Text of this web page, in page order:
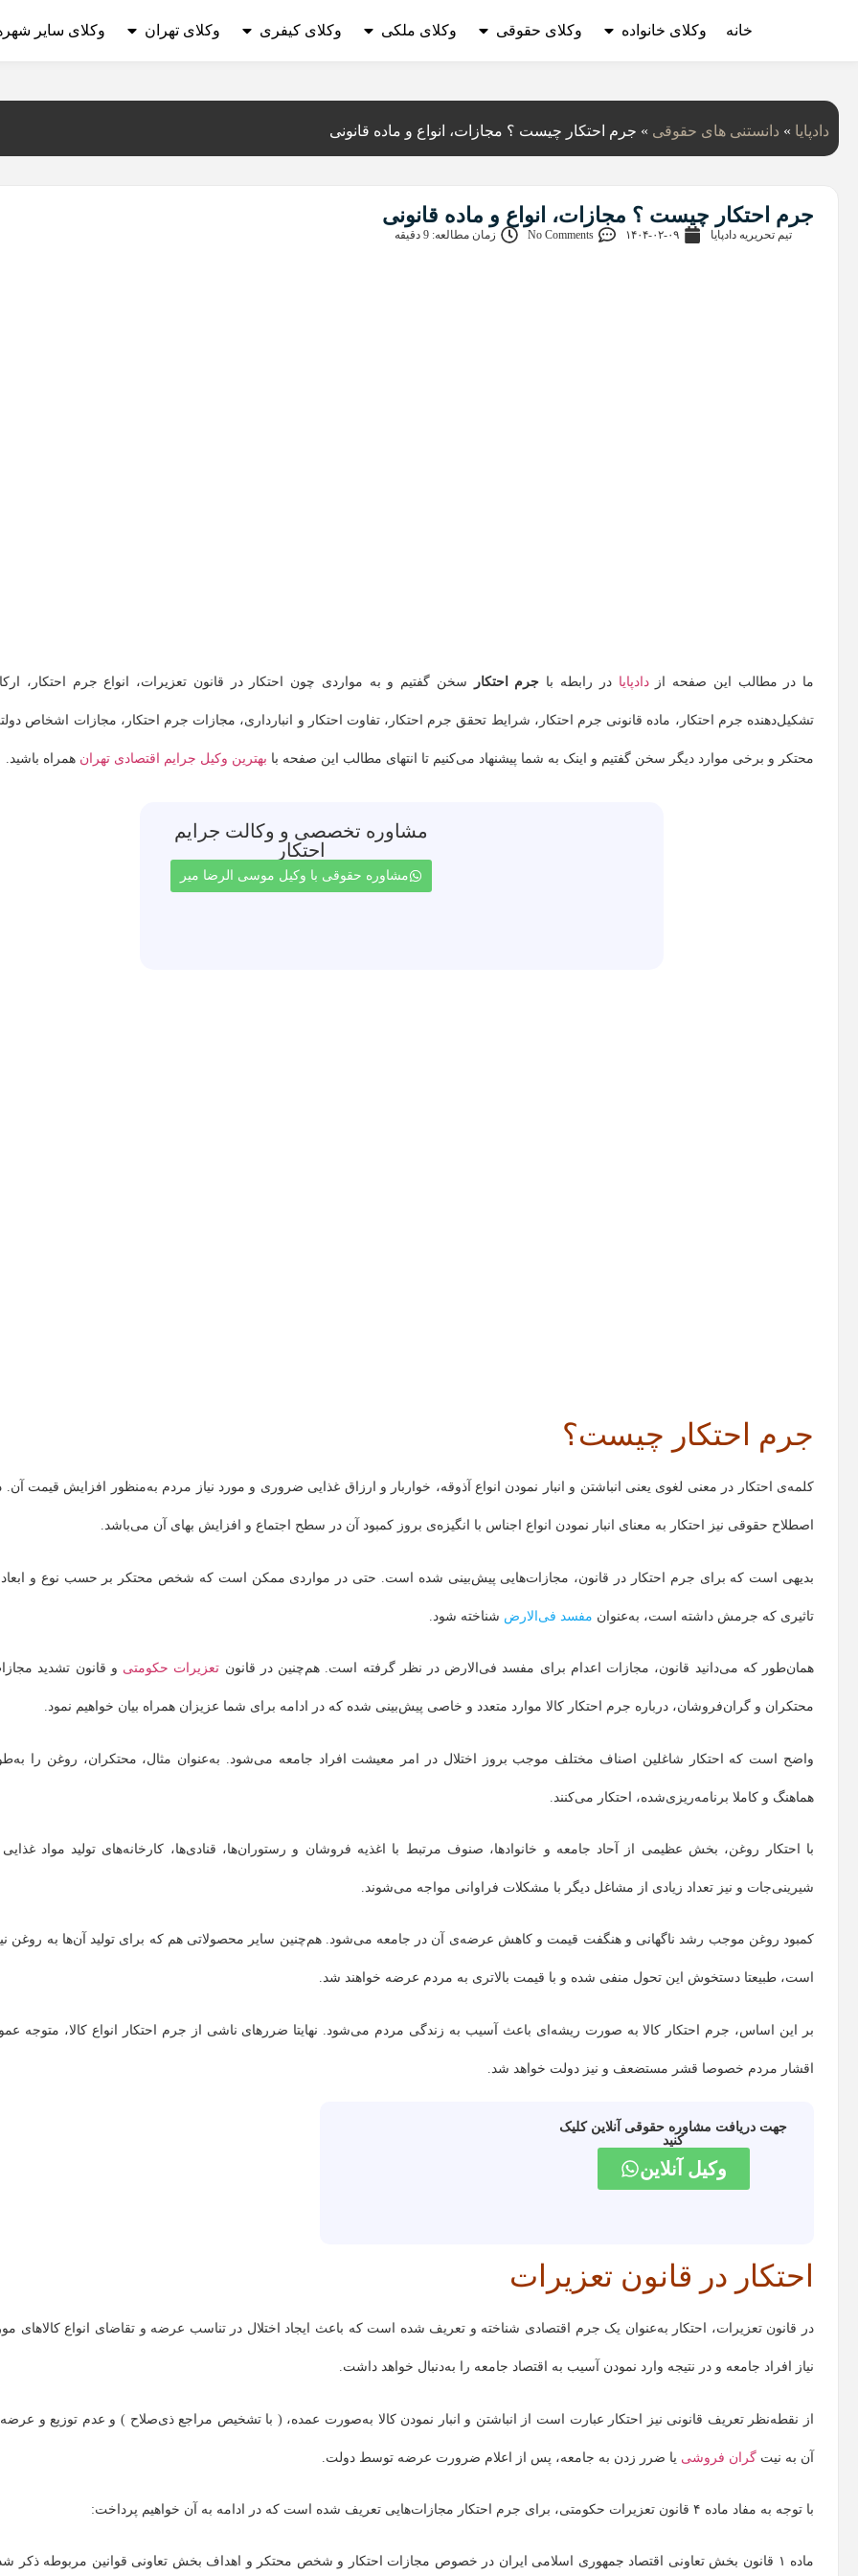
خانه وکلای خانواده وکلای حقوقی وکلای ملکی وکلای کیفری وکلای تهران وکلای سایر
دادپایا » دانستنی‌ های حقوقی » جرم احتکار چیست ؟ مجازات، انواع و ماده قانونی
جرم احتکار چیست ؟ مجازات، انواع و ماده قانونی
تیم تحریریه دادپایا ۱۴۰۴-۰۲-۰۹ No Comments زمان مطالعه: 9 دقیقه
ما در مطالب این صفحه ازدادپایا در رابطه با جرم احتکار سخن گفتیم و به مواردی چون احتکار در قانون تعزیرات، انواع جرم احتکار،
تشکیل‌دهنده جرم احتکار، ماده قانونی جرم احتکار، شرایط تحقق جرم احتکار، تفاوت احتکار و انبارداری، مجازات جرم احتکار، مجازات اشخاص
محتکر و برخی موارد دیگر سخن گفتیم و اینک به شما پیشنهاد می‌کنیم تا انتهای مطالب این صفحه با بهترین وکیل جرایم اقتصادی تهران همراه باشید.
مشاوره تخصصی و وکالت جرایم
احتکار
مشاوره حقوقی با وکیل موسی الرضا میر
جرم احتکار چیست؟
کلمه‌ی احتکار در معنی لغوی یعنی انباشتن و انبار نمودن انواع آذوقه، خواربار و ارزاق غذایی ضروری و مورد نیاز مردم به‌منظور افزایش قیمت آن.
اصطلاح حقوقی نیز احتکار به معنای انبار نمودن انواع اجناس با انگیزه‌ی بروز کمبود آن در سطح اجتماع و افزایش بهای آن می‌باشد.
بدیهی‌ است که برای جرم احتکار در قانون، مجازات‌هایی پیش‌بینی‌ شده است. حتی در مواردی ممکن است که شخص محتکر بر حسب نوع و
تاثیری که جرمش داشته است، به‌‌عنوان مفسد فی‌الارض شناخته شود.
همان‌طور که می‌دانید قانون، مجازات اعدام برای مفسد فی‌الارض در نظر گرفته‌ است. هم‌چنین در قانون تعزیرات حکومتی و قانون تشدید
محتکران و گران‌فروشان، درباره جرم احتکار کالا موارد متعدد و خاصی پیش‌بینی ‌شده که در ادامه برای شما عزیزان همراه بیان خواهیم نمود.
واضح است که احتکار شاغلین اصناف مختلف موجب بروز اختلال در امر معیشت افراد جامعه می‌شود. به‌عنوان مثال، محتکران، روغن را
هماهنگ و کاملا برنامه‌ریزی‌شده، احتکار می‌کنند.
با احتکار روغن، بخش عظیمی از آحاد جامعه و خانوادها، صنوف مرتبط با اغذیه فروشان و رستوران‌ها، قنادی‌ها، کارخانه‌های تولید مواد
شیرینی‌جات و نیز تعداد زیادی از مشاغل دیگر با مشکلات فراوانی مواجه می‌شوند.
کمبود روغن موجب رشد ناگهانی و هنگفت قیمت و کاهش عرضه‌ی آن در جامعه می‌شود. هم‌چنین سایر محصولاتی هم که برای تولید آن‌ها به روغن
است، طبیعتا دستخوش این تحول منفی شده و با قیمت بالاتری به مردم عرضه خواهند شد.
بر این اساس، جرم احتکار کالا به ‌صورت ریشه‌ای باعث آسیب به زندگی مردم می‌شود. نهایتا ضررهای ناشی از جرم احتکار انواع کالا، متوجه
اقشار مردم خصوصا قشر مستضعف و نیز دولت خواهد شد.
جهت دریافت مشاوره حقوقی آنلاین کلیک
کنید
وکیل آنلاین
احتکار در قانون تعزیرات
در قانون تعزیرات، احتکار به‌عنوان یک جرم اقتصادی شناخته و تعریف شده است که باعث ایجاد اختلال در تناسب عرضه و تقاضای انواع کالاهای
نیاز افراد جامعه و در نتیجه وارد نمودن آسیب به اقتصاد جامعه را به‌دنبال خواهد داشت.
از نقطه‌نظر تعریف قانونی نیز احتکار عبارت است از انباشتن و انبار نمودن کالا به‌صورت عمده، ( با تشخیص مراجع ذی‌صلاح ) و عدم توزیع و
آن به نیت گران‌ فروشی یا ضرر زدن به جامعه، پس از اعلام ضرورت عرضه توسط دولت.
با توجه به مفاد ماده ۴ قانون تعزیرات حکومتی، برای جرم احتکار مجازات‌هایی تعریف شده است که در ادامه به آن خواهیم پرداخت:
ماده ۱ قانون بخش تعاونی اقتصاد جمهوری اسلامی ایران در خصوص مجازات احتکار و شخص محتکر و اهداف بخش تعاونی قوانین مربوطه ذکر